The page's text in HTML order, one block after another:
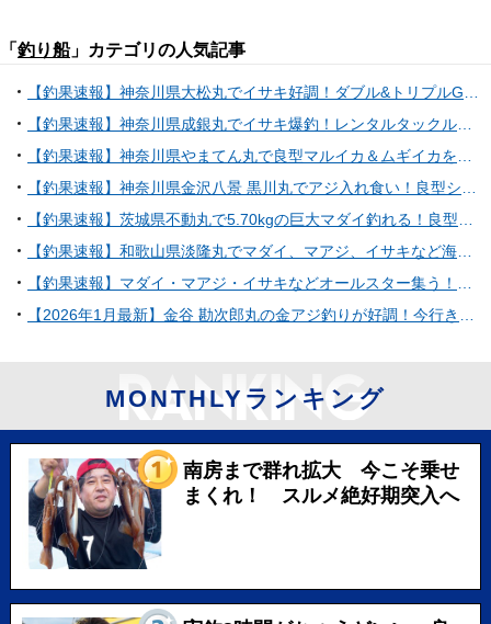
「 釣り船」カテゴリの人気記事
【釣果速報】神奈川県大松丸でイサキ好調！ダブル&トリプルGETで竿頭はどっさり90匹！乗船するなら今でしょ！
【釣果速報】神奈川県成銀丸でイサキ爆釣！レンタルタックルの方も大健闘！35cmの良型もヒットし文句なしの好釣果！
【釣果速報】神奈川県やまてん丸で良型マルイカ＆ムギイカをゲット！ショートマルイカ船で人気魚種を狙うなら今がチャンス！
【釣果速報】神奈川県金沢八景 黒川丸でアジ入れ食い！良型シロギスも！好調な今シーズン、自己最高記録を狙ってみませんか？
【釣果速報】茨城県不動丸で5.70kgの巨大マダイ釣れる！良型ウマズラもキャッチ！順調にサイズアップしているターゲットをキャッチしに行こう！
【釣果速報】和歌山県淡隆丸でマダイ、マアジ、イサキなど海の人気者を次々GET！多種多様な魚と出会いたいなら今すぐ乗船を！
【釣果速報】マダイ・マアジ・イサキなどオールスター集う！人気魚種をバラエティ豊かに釣りたいなら和歌山県淡隆丸に乗船だ！
【2026年1月最新】金谷 勘次郎丸の金アジ釣りが好調！今行きたい理由5選
MONTHLYランキング
南房まで群れ拡大 今こそ乗せ
まくれ！ スルメ絶好期突入へ